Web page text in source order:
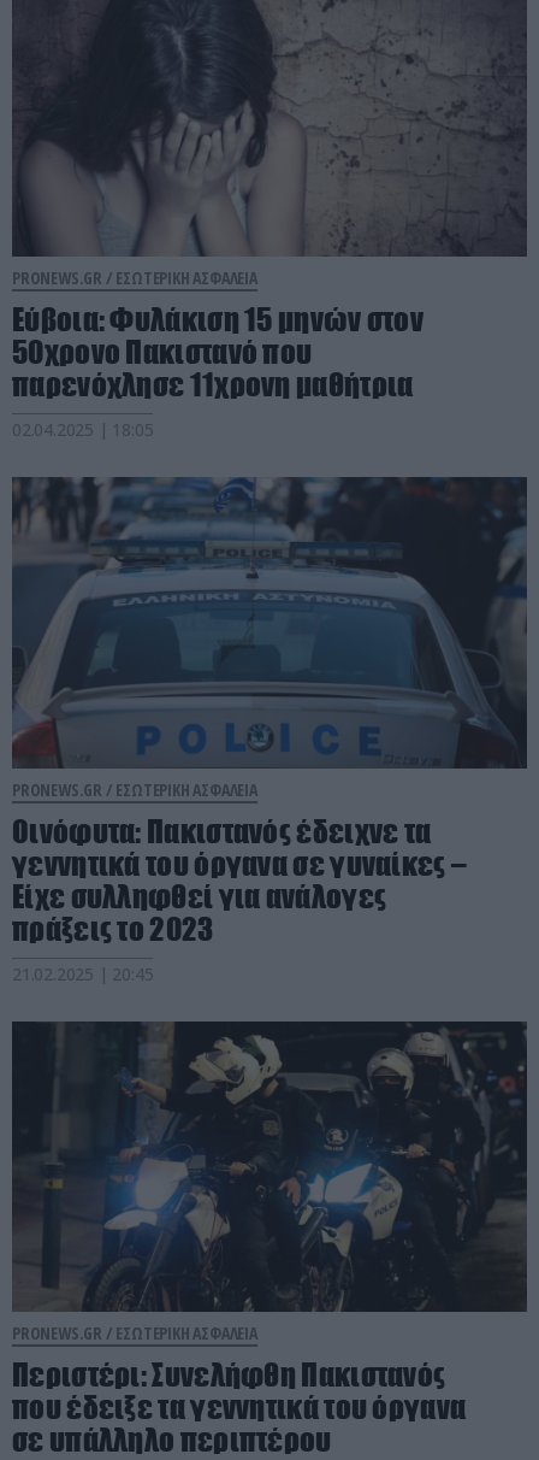
PRONEWS.GR / ΕΣΩΤΕΡΙΚΗ ΑΣΦΑΛΕΙΑ
Εύβοια: Φυλάκιση 15 μηνών στον
50χρονο Πακιστανό που
παρενόχλησε 11χρονη μαθήτρια
02.04.2025 | 18:05
PRONEWS.GR / ΕΣΩΤΕΡΙΚΗ ΑΣΦΑΛΕΙΑ
Οινόφυτα: Πακιστανός έδειχνε τα
γεννητικά του όργανα σε γυναίκες –
Είχε συλληφθεί για ανάλογες
πράξεις το 2023
21.02.2025 | 20:45
PRONEWS.GR / ΕΣΩΤΕΡΙΚΗ ΑΣΦΑΛΕΙΑ
Περιστέρι: Συνελήφθη Πακιστανός
που έδειξε τα γεννητικά του όργανα
σε υπάλληλο περιπτέρου